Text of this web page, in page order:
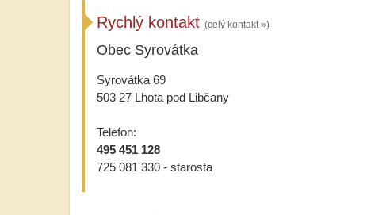
Rychlý kontakt (celý kontakt »)
Obec Syrovátka
Syrovátka 69
503 27 Lhota pod Libčany
Telefon:
495 451 128
725 081 330 - starosta